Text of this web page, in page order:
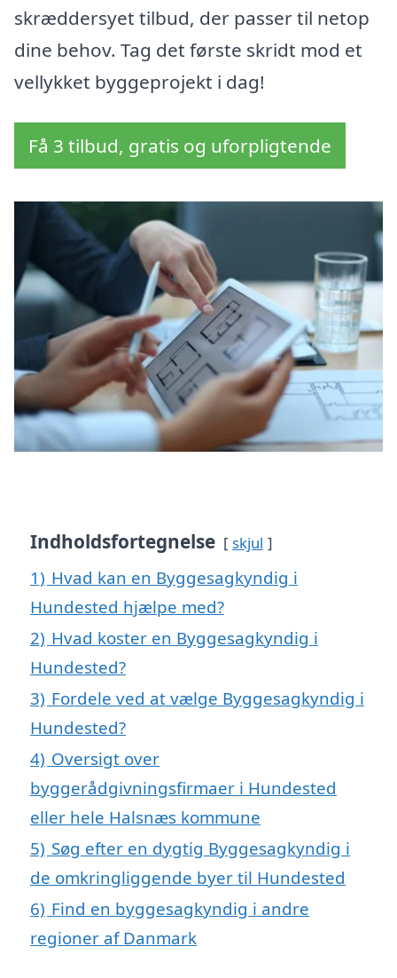
skræddersyet tilbud, der passer til netop
dine behov. Tag det første skridt mod et
vellykket byggeprojekt i dag!
Få 3 tilbud, gratis og uforpligtende
Indholdsfortegnelse skjul
1) Hvad kan en Byggesagkyndig i
Hundested hjælpe med?
2) Hvad koster en Byggesagkyndig i
Hundested?
3) Fordele ved at vælge Byggesagkyndig i
Hundested?
4) Oversigt over
byggerådgivningsfirmaer i Hundested
eller hele Halsnæs kommune
5) Søg efter en dygtig Byggesagkyndig i
de omkringliggende byer til Hundested
6) Find en byggesagkyndig i andre
regioner af Danmark